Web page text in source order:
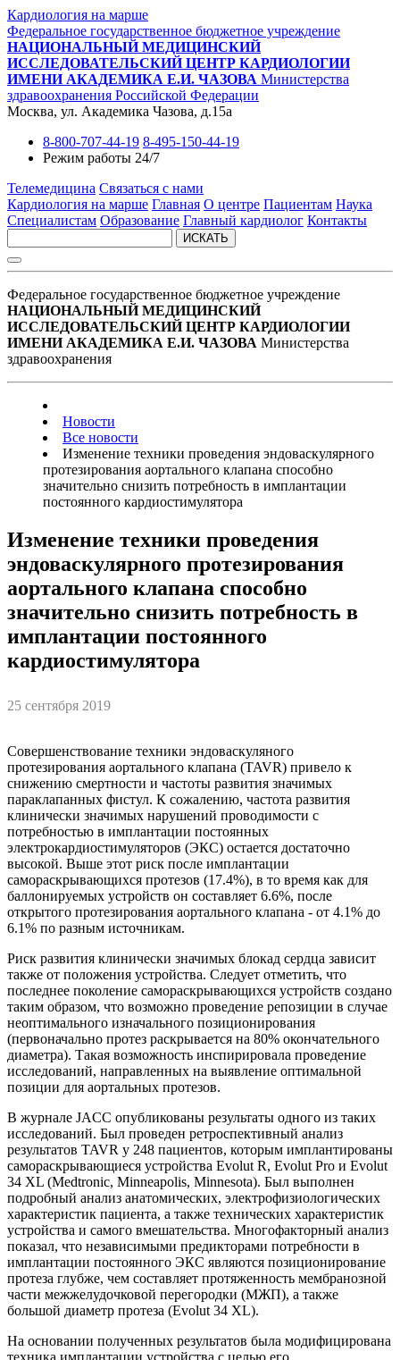
Кардиология на марше
Федеральное государственное бюджетное учреждение
НАЦИОНАЛЬНЫЙ МЕДИЦИНСКИЙ
ИССЛЕДОВАТЕЛЬСКИЙ ЦЕНТР КАРДИОЛОГИИ
ИМЕНИ АКАДЕМИКА Е.И. ЧАЗОВА Министерства
здравоохранения Российской Федерации
Москва, ул. Академика Чазова, д.15а
8-800-707-44-19 8-495-150-44-19
Режим работы 24/7
Телемедицина Связаться с нами
Кардиология на марше Главная О центре Пациентам Наука
Специалистам Образование Главный кардиолог Контакты
ИСКАТЬ
Федеральное государственное бюджетное учреждение
НАЦИОНАЛЬНЫЙ МЕДИЦИНСКИЙ
ИССЛЕДОВАТЕЛЬСКИЙ ЦЕНТР КАРДИОЛОГИИ
ИМЕНИ АКАДЕМИКА Е.И. ЧАЗОВА Министерства
здравоохранения
Новости
Все новости
Изменение техники проведения эндоваскулярного
протезирования аортального клапана способно
значительно снизить потребность в имплантации
постоянного кардиостимулятора
Изменение техники проведения
эндоваскулярного протезирования
аортального клапана способно
значительно снизить потребность в
имплантации постоянного
кардиостимулятора
25 сентября 2019
Совершенствование техники эндоваскуляного
протезирования аортального клапана (TAVR) привело к
снижению смертности и частоты развития значимых
параклапанных фистул. К сожалению, частота развития
клинически значимых нарушений проводимости с
потребностью в имплантации постоянных
электрокардиостимуляторов (ЭКС) остается достаточно
высокой. Выше этот риск после имплантации
самораскрывающихся протезов (17.4%), в то время как для
баллонируемых устройств он составляет 6.6%, после
открытого протезирования аортального клапана - от 4.1% до
6.1% по разным источникам.
Риск развития клинически значимых блокад сердца зависит
также от положения устройства. Следует отметить, что
последнее поколение самораскрывающихся устройств создано
таким образом, что возможно проведение репозиции в случае
неоптимального изначального позиционирования
(первоначально протез раскрывается на 80% окончательного
диаметра). Такая возможность инспирировала проведение
исследований, направленных на выявление оптимальной
позиции для аортальных протезов.
В журнале JACC опубликованы результаты одного из таких
исследований. Был проведен ретроспективный анализ
результатов TAVR у 248 пациентов, которым имплантированы
самораскрывающиеся устройства Evolut R, Evolut Pro и Evolut
34 XL (Medtronic, Minneapolis, Minnesota). Был выполнен
подробный анализ анатомических, электрофизиологических
характеристик пациента, а также технических характеристик
устройства и самого вмешательства. Многофакторный анализ
показал, что независимыми предикторами потребности в
имплантации постоянного ЭКС являются позиционирование
протеза глубже, чем составляет протяженность мембранозной
части межжелудочковой перегородки (МЖП), а также
большой диаметр протеза (Evolut 34 XL).
На основании полученных результатов была модифицирована
техника имплантации устройства с целью его